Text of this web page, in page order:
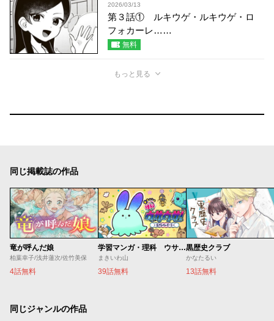
2026/03/13
第３話① ルキウゲ・ルキウゲ・ロ
フォカーレ……
無料
もっと見る
同じ掲載誌の作品
竜が呼んだ娘
柏葉幸子/浅井蓮次/佐竹美保
4話無料
学習マンガ・理科 ウサウサ！
まきいわ山
39話無料
黒歴史クラブ
かなたるい
13話無料
同じジャンルの作品